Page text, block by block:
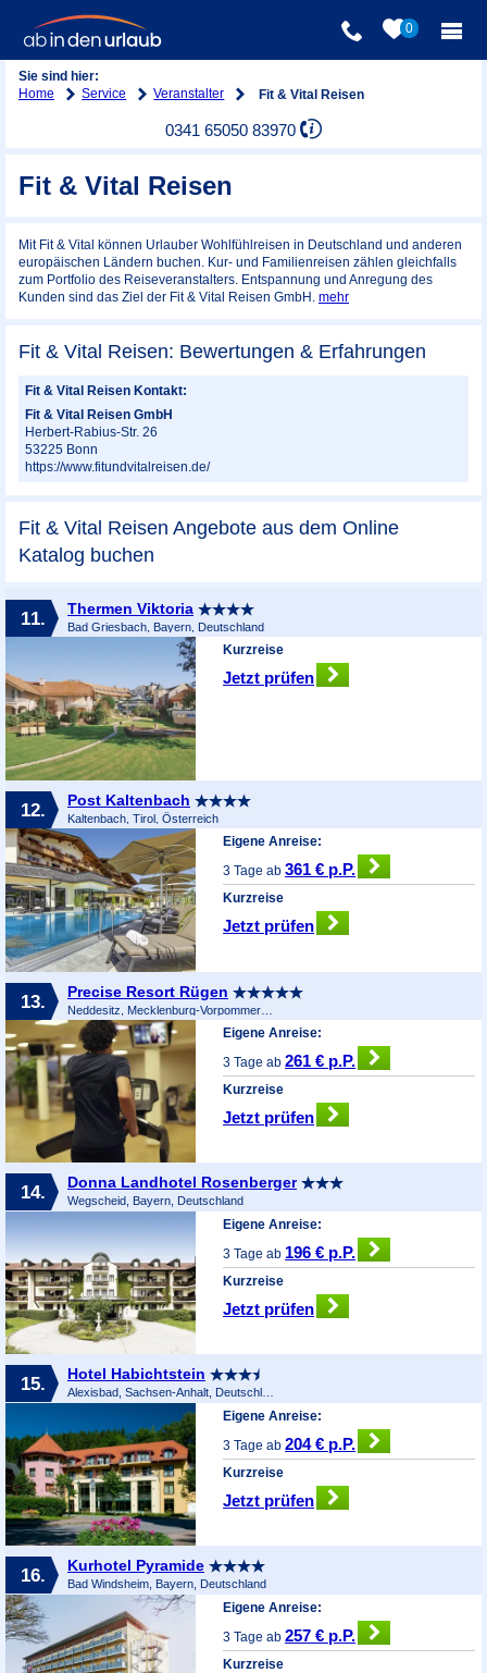
0
Sie sind hier:
Home
Service Veranstalter Fit & Vital Reisen
0341 65050 83970
Fit & Vital Reisen
Mit Fit & Vital können Urlauber Wohlfühlreisen in Deutschland und anderen
europäischen Ländern buchen. Kur- und Familienreisen zählen gleichfalls
zum Portfolio des Reiseveranstalters. Entspannung und Anregung des
Kunden sind das Ziel der Fit & Vital Reisen GmbH. mehr
Fit & Vital Reisen: Bewertungen & Erfahrungen
Fit & Vital Reisen Kontakt:
Fit & Vital Reisen GmbH
Herbert-Rabius-Str. 26
53225 Bonn
https://www.fitundvitalreisen.de/
Fit & Vital Reisen Angebote aus dem Online
Katalog buchen
11. Thermen Viktoria
Bad Griesbach, Bayern, Deutschland
Kurzreise
Jetzt prüfen
12. Post Kaltenbach
Kaltenbach, Tirol, Österreich
Eigene Anreise:
3 Tage ab361 € p.P.
Kurzreise
Jetzt prüfen
13. Precise Resort Rügen
Neddesitz, Mecklenburg-Vorpommern, Deutschland
Eigene Anreise:
3 Tage ab261 € p.P.
Kurzreise
Jetzt prüfen
14. Donna Landhotel Rosenberger
Wegscheid, Bayern, Deutschland
Eigene Anreise:
3 Tage ab 196 € p.P.
Kurzreise
Jetzt prüfen
15. Hotel Habichtstein
Eigene Anreise:
3 Tage ab204 € p.P.
Kurzreise
Jetzt prüfen
16. Kurhotel Pyramide
Bad Windsheim, Bayern, Deutschland
Eigene Anreise:
3 Tage ab257 € p.P.
Kurzreise